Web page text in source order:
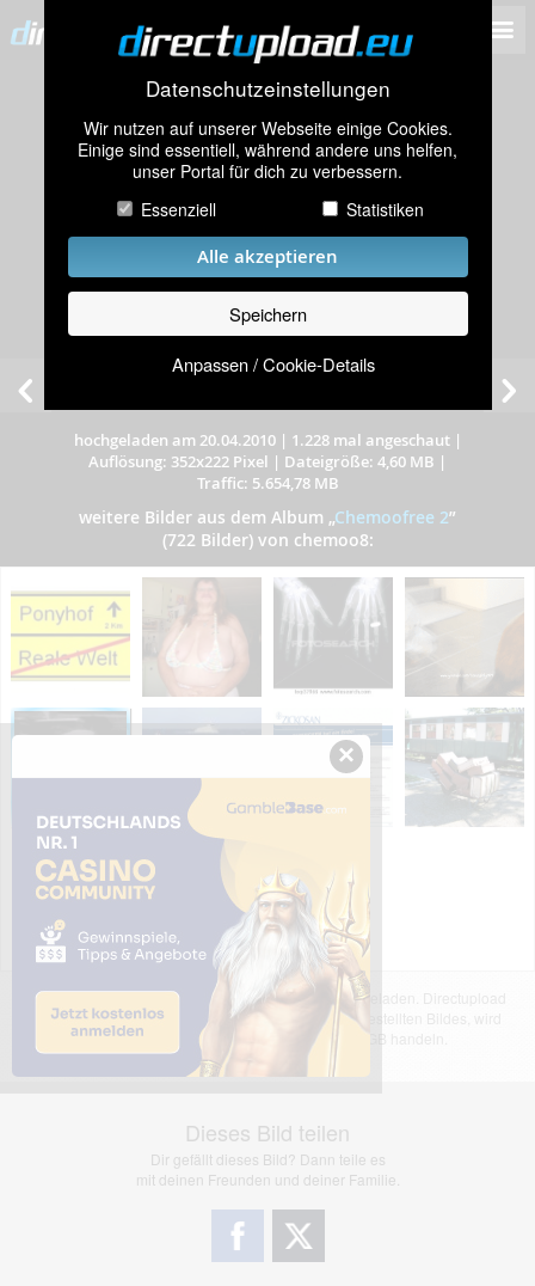
Datenschutzeinstellungen
Wir nutzen auf unserer Webseite einige Cookies.
Einige sind essentiell, während andere uns helfen,
unser Portal für dich zu verbessern.
Essenziell
Statistiken
Alle akzeptieren
Speichern
Anpassen / Cookie-Details
hochgeladen am 20.04.2010| 1.228 mal angeschaut|
Auflösung: 352x222 Pixel | Dateigröße: 4,60 MB |
Traffic: 5.654,78 MB
weitere Bilder aus dem Album „Chemoofree 2”
(722 Bilder) von chemoo8:
Das dargestellte Bild wurde von einem Nutzer hochgeladen. Directupload
übernimmt keinerlei Haftung für den Inhalt des dargestellten Bildes, wird
jedoch bei Verstößen nach §2(3) unserer AGB handeln.
Dieses Bild teilen
Dir gefällt dieses Bild? Dann teile es
mit deinen Freunden und deiner Familie.
×